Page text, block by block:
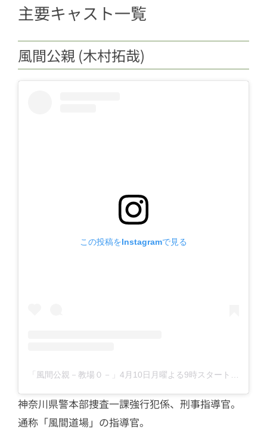
主要キャスト一覧
風間公親 (木村拓哉)
この投稿をInstagramで見る
神奈川県警本部捜査一課強行犯係、刑事指導官。
通称「風間道場」の指導官。